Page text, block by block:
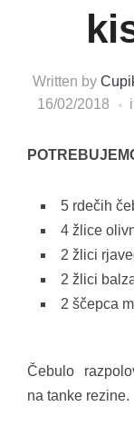
Written by
16/02/2018
5 rdečih
4 žlice
2 žlici
2 žlici
2 ščepca
Čebulo
na tanke rezine.